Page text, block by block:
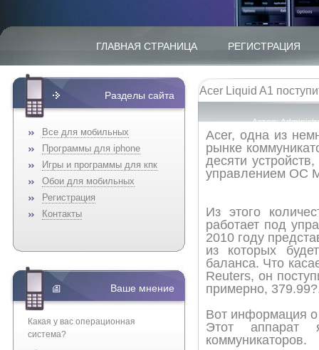
ГЛАВНАЯ СТРАНИЦА РЕГИСТРАЦИЯ
Acer Liquid A1
Автор:
Acer, одна из
рынке
десяти
управлением ОС
Из этого
работает под
2010 году
из которых
баланса. Что
Reuters, он
примерно,
Вот информация
Этот аппарат
коммуникаторов.
Разделы сайта
Все для мобильных
Программы для iphone
Игры и программы для кпк
Обои для мобильных
Регистрация
Контакты
Ваше мнение
Какая у вас операционная
система?